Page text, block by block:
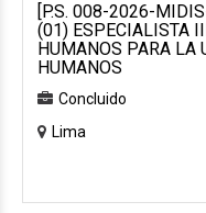
[P.S. 008-2026-
(01) ESPECIALISTA
HUMANOS PARA LA
HUMANOS
Concluido
Lima